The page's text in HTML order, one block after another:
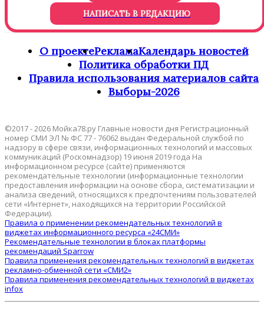
НАПИСАТЬ В РЕДАКЦИЮ
О проектеРекламаКалендарь новостей
Политика обработки ПД
Правила использования материалов сайта
Выборы-2026
©2017 - 2026 Мойка78.ру Главные новости дня Регистрационный
номер СМИ ЭЛ № ФС 77 - 76062 выдан Федеральной службой по
надзору в сфере связи, информационных технологий и массовых
коммуникаций (Роскомнадзор) 19 июня 2019 года На
информационном ресурсе (сайте) применяются
рекомендательные технологии (информационные технологии
предоставления информации на основе сбора, систематизации и
анализа сведений, относящихся к предпочтениям пользователей
сети «Интернет», находящихся на территории Российской
Федерации).
Правила о применении рекомендательных технологий в
виджетах информационного ресурса «24СМИ»
Рекомендательные технологии в блоках платформы
рекомендаций Sparrow
Правила применения рекомендательных технологий в виджетах
рекламно-обменной сети «СМИ2»
Правила применения рекомендательных технологий в виджетах
infox